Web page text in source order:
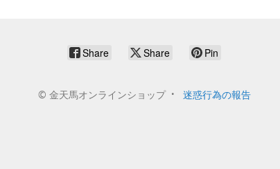
Share Share Pin
© 金天馬オンラインショップ 迷惑行為の報告